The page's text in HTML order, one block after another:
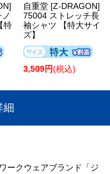
特
自重堂 [Z-DRAGON]
75004 ストレッチ長
袖シャツ 【特大サイ
ズ】
3,509円(税込)
細
ークウェアブランド「ジ